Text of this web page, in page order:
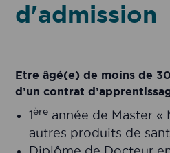
d'admission
Etre âgé(e) de moins de
d’un contrat
1ère année de Master «
autres produits de